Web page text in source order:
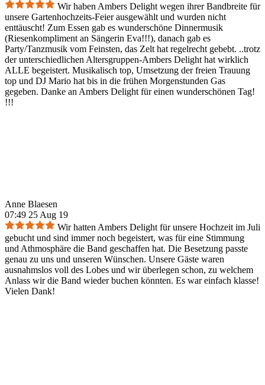
Wir haben Ambers Delight wegen ihrer Bandbreite für
unsere Gartenhochzeits-Feier ausgewählt und wurden nicht
enttäuscht! Zum Essen gab es wunderschöne Dinnermusik
(Riesenkompliment an Sängerin Eva!!!), danach gab es
Party/Tanzmusik vom Feinsten, das Zelt hat regelrecht gebebt. ..trotz
der unterschiedlichen Altersgruppen-Ambers Delight hat wirklich
ALLE begeistert. Musikalisch top, Umsetzung der freien Trauung
top und DJ Mario hat bis in die frühen Morgenstunden Gas
gegeben. Danke an Ambers Delight für einen wunderschönen Tag!
!!!
Anne Blaesen
07:49 25 Aug 19
Wir hatten Ambers Delight für unsere Hochzeit im Juli
gebucht und sind immer noch begeistert, was für eine Stimmung
und Athmosphäre die Band geschaffen hat. Die Besetzung passte
genau zu uns und unseren Wünschen. Unsere Gäste waren
ausnahmslos voll des Lobes und wir überlegen schon, zu welchem
Anlass wir die Band wieder buchen könnten. Es war einfach klasse!
Vielen Dank!